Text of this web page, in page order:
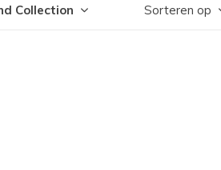
Collection Sorteren op